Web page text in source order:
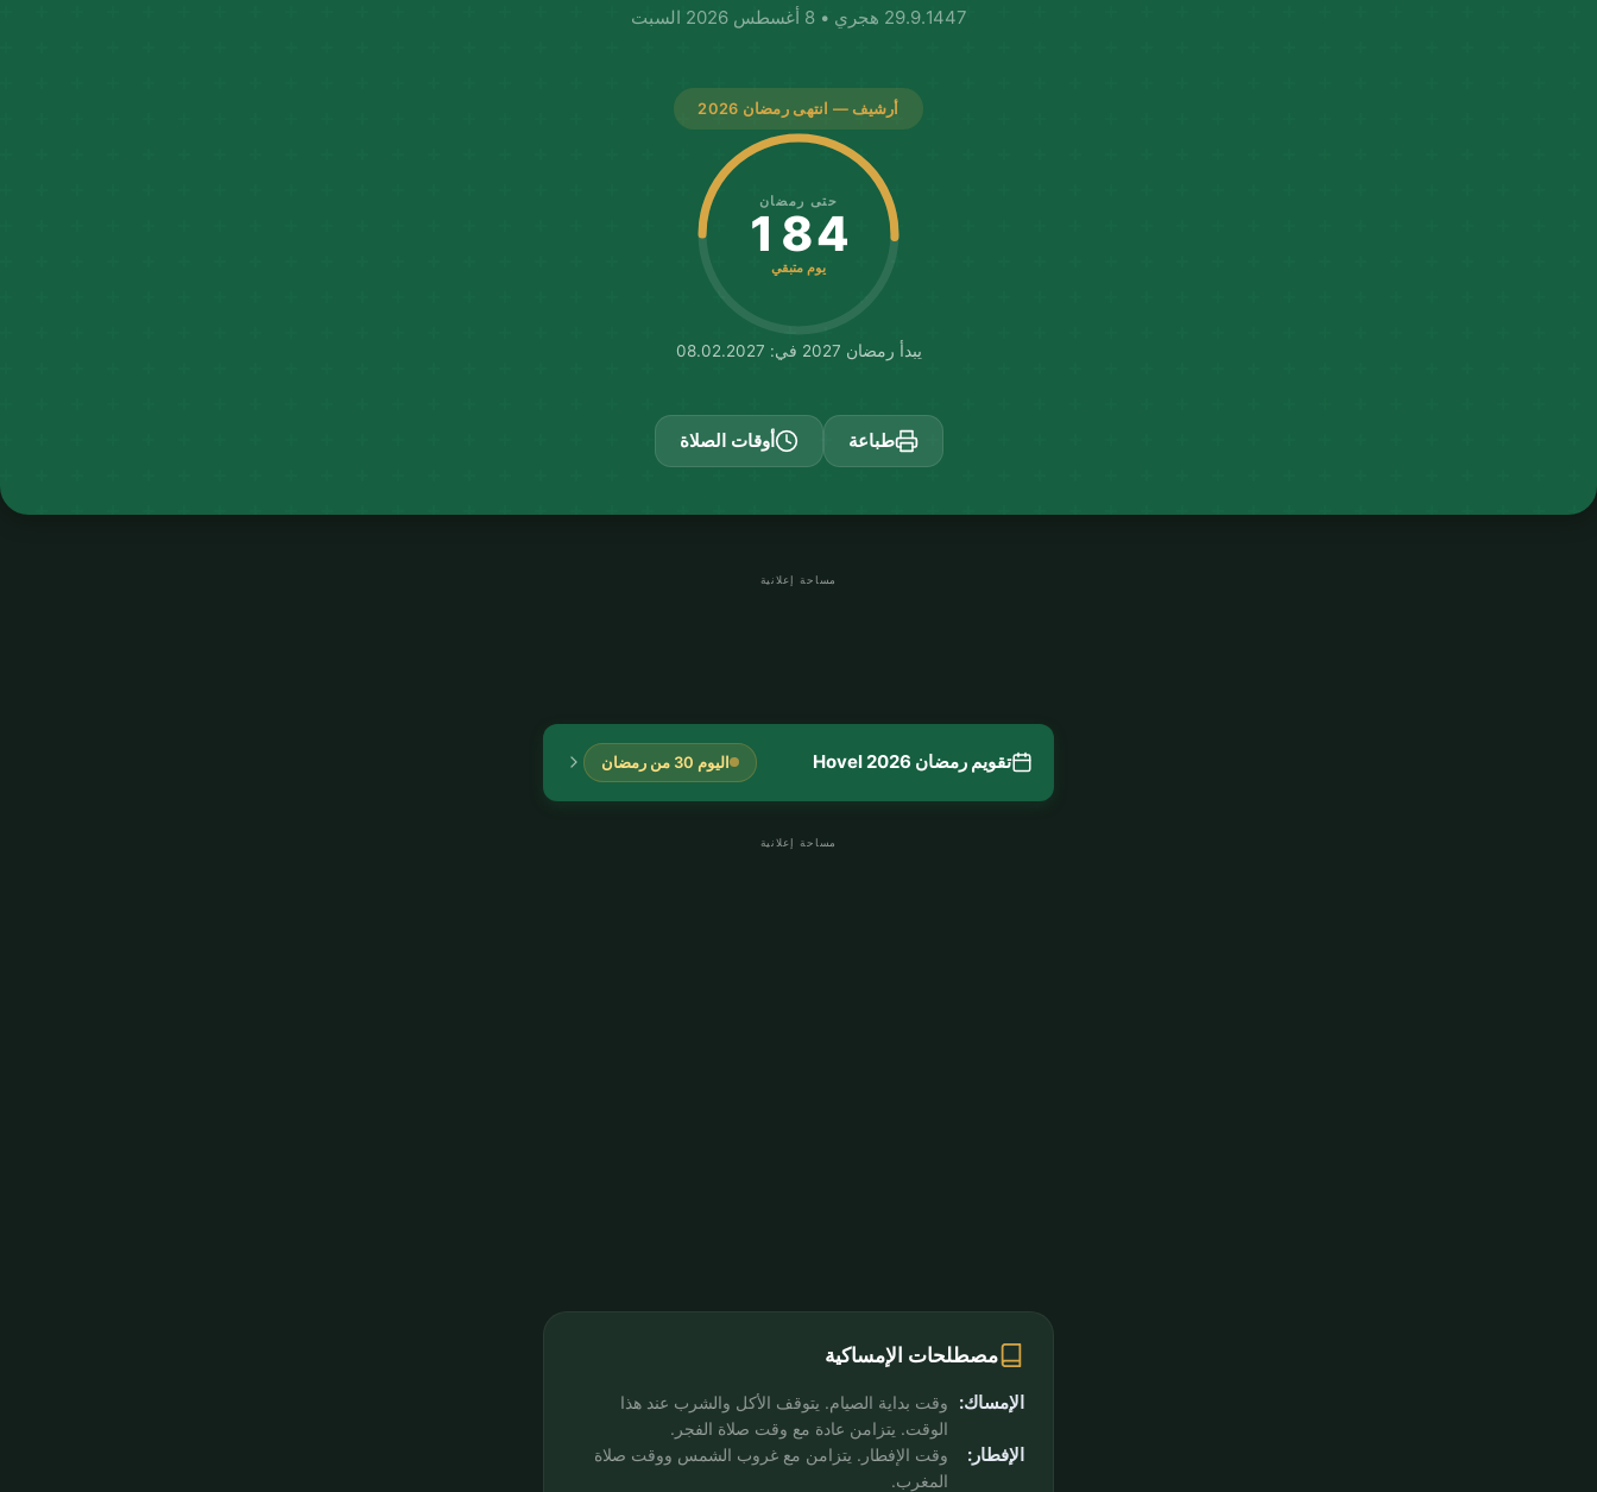
29.9.1447 هجري • 8 أغسطس 2026 السبت
أرشيف — انتهى رمضان 2026
حتى رمضان
184
يوم متبقي
يبدأ رمضان 2027 في: 08.02.2027
طباعة أوقات الصلاة
مساحة إعلانية
تقويم رمضان Hovel 2026 اليوم 30 من رمضان
مساحة إعلانية
مصطلحات الإمساكية
الإمساك:
وقت بداية الصيام. يتوقف الأكل والشرب عند هذا
الوقت. يتزامن عادة مع وقت صلاة الفجر.
الإفطار:
وقت الإفطار. يتزامن مع غروب الشمس ووقت صلاة
المغرب.